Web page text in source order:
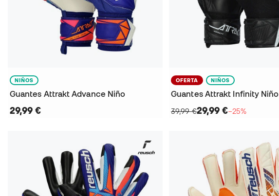
NIÑOS
Guantes Attrakt Advance Niño
29,99 €
OFERTA NIÑOS
Guantes Attrakt Infinity Niño
39,99 €29,99 €−25%